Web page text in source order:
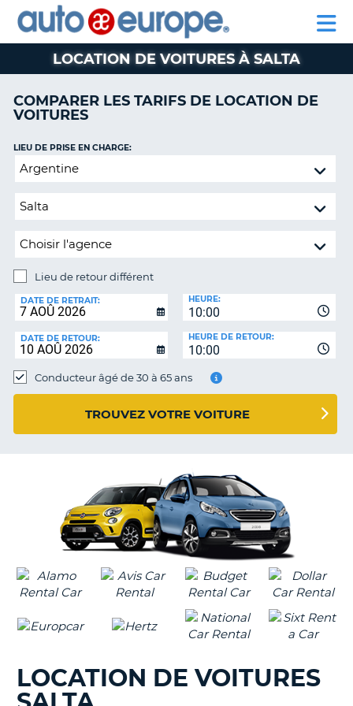
LOCATION
DE
VOITURES
CAMPING-
CAR
PARTENAIRE
SUPPORT
CLIENT
AUTO
EUROPE
LOCATION
DE
VOITURES
CAMPING-
PARTENAIRE
SUPPORT
COMPTE
MA
LANGUAGE
LOCATION DE VOITURES À SALTA
COMPARER LES TARIFS DE LOCATION DE
VOITURES
Lieu
retour
LIEU DE PRISE EN CHARGE:
Lieu de retour différent
DE
RETOUR:
DATE DE RETRAIT:
10:00
HEURE:
DATE DE RETOUR:
10:00
HEURE DE RETOUR:
Conducteur âgé de 30 à 65 ans
TROUVEZ VOTRE VOITURE
LOCATION DE VOITURES